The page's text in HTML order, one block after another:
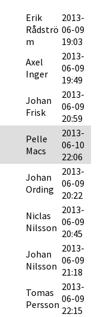
Erik
Rådströ
m
2013-
06-09
19:03
Axel
Inger
2013-
06-09
19:49
Johan
Frisk
2013-
06-09
20:59
Pelle
Macs
2013-
06-10
22:06
Johan
Ording
2013-
06-09
20:22
Niclas
Nilsson
2013-
06-09
20:45
Johan
Nilsson
2013-
06-09
21:18
Tomas
Persson
2013-
06-09
22:15